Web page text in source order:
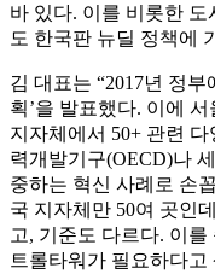
바 있다. 이를 비롯한
도 한국판 뉴딜 정책에
김 대표는 “2017년 정부
획’을 발표했다. 이에
지자체에서 50+ 관련
력개발기구(OECD)나
중하는 혁신 사례로 손
국 지자체만 50여 곳인
고, 기준도 다르다. 이
트롤타워가 필요하다